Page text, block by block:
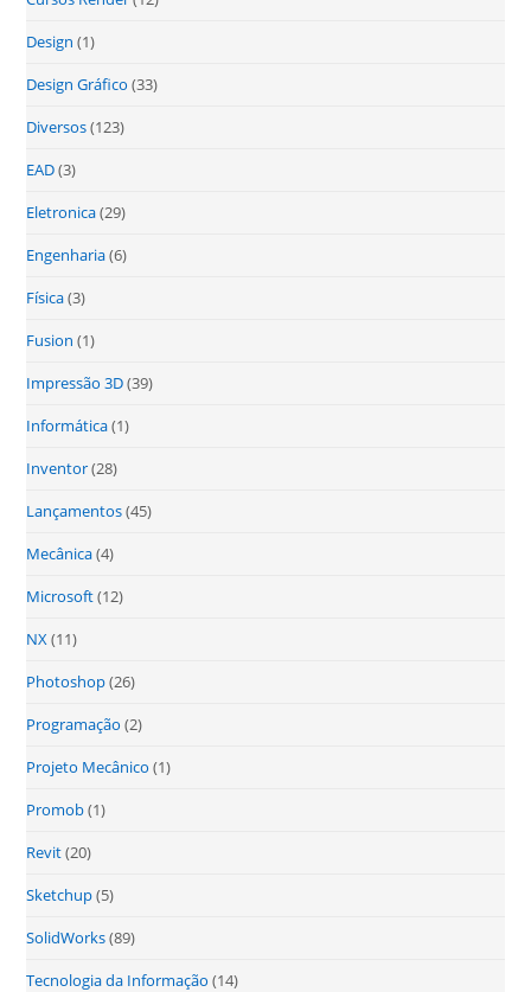
Design (1)
Design Gráfico (33)
Diversos(123)
EAD(3)
Eletronica(29)
Engenharia(6)
Física(3)
Fusion (1)
Impressão 3D(39)
Informática(1)
Inventor(28)
Lançamentos(45)
Mecânica(4)
Microsoft(12)
NX(11)
Photoshop(26)
Programação (2)
Projeto Mecânico (1)
Promob(1)
Revit(20)
Sketchup(5)
SolidWorks(89)
Tecnologia da Informação (14)